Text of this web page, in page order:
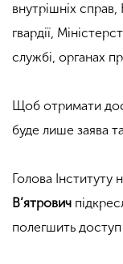
внутрішніх справ,
гвардії,
службі, органах
Щоб отримати
буде лише заява
Голова Інституту
В’ятрович
полегшить доступ